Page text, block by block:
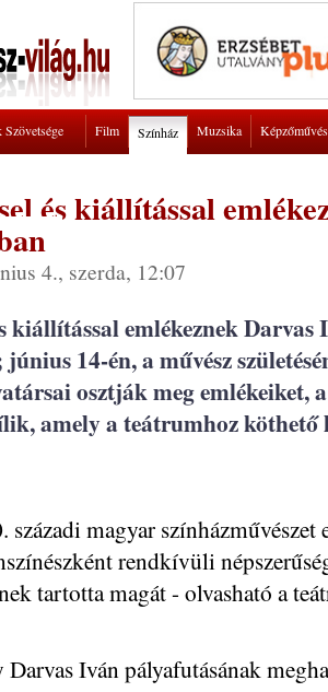
Szövetsége Film Színház Muzsika
és kiállítással
4., szerda, 12:07
kiállítással emlékeznek Darvas
14-én, a művész
osztják meg emlékeiket,
amely a teátrumhoz köthető
századi magyar
rendkívüli
tartotta magát - olvasható a
Iván pályafutásának